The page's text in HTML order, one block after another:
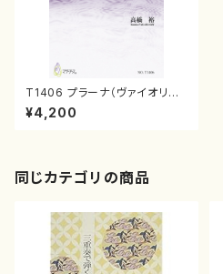
T1406 プラーナ（ヴァイオリン
とピアノ/髙橋裕/楽譜）
¥4,200
同じカテゴリの商品